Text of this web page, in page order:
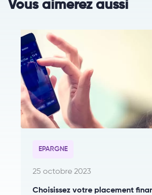
Vous aimerez aussi
EPARGNE
25 octobre 2023
Choisissez votre placement